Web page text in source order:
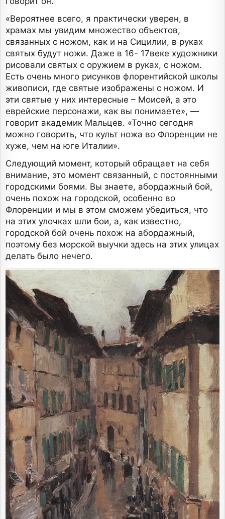
«Вероятнее всего, я практически уверен, в
храмах мы увидим множество объектов,
связанных с ножом, как и на Сицилии, в руках
святых будут ножи. Даже в 16- 17веке художники
рисовали святых с оружием в руках, с ножом.
Есть очень много рисунков флорентийской школы
живописи, где святые изображены с ножом. И
эти святые у них интересные – Моисей, а это
еврейские персонажи, как вы понимаете», —
говорит академик Мальцев. «Точно сегодня
можно говорить, что культ ножа во Флоренции не
хуже, чем на юге Италии».
Следующий момент, который обращает на себя
внимание, это момент связанный, с постоянными
городскими боями. Вы знаете, абордажный бой,
очень похож на городской, особенно во
Флоренции и мы в этом сможем убедиться, что
на этих улочках шли бои, а, как известно,
городской бой очень похож на абордажный,
поэтому без морской выучки здесь на этих улицах
делать было нечего.